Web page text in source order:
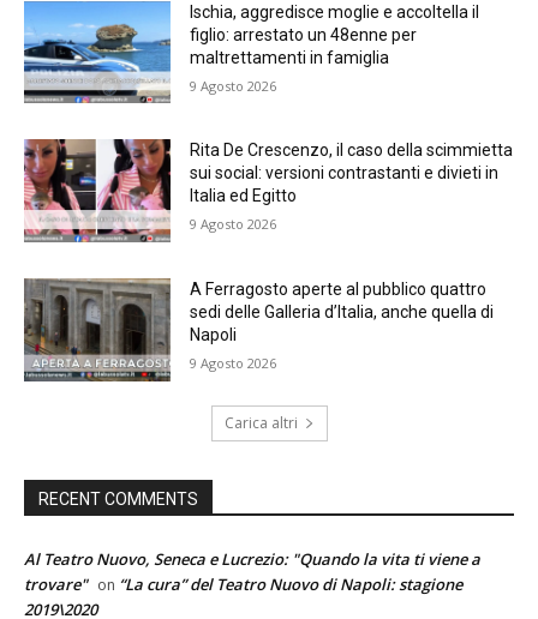
Ischia, aggredisce moglie e accoltella il
figlio: arrestato un 48enne per
maltrettamenti in famiglia
9 Agosto 2026
Rita De Crescenzo, il caso della scimmietta
sui social: versioni contrastanti e divieti in
Italia ed Egitto
9 Agosto 2026
A Ferragosto aperte al pubblico quattro
sedi delle Galleria d’Italia, anche quella di
Napoli
9 Agosto 2026
Carica altri
RECENT COMMENTS
Al Teatro Nuovo, Seneca e Lucrezio: "Quando la vita ti viene a
trovare" on “La cura” del Teatro Nuovo di Napoli: stagione
2019\2020